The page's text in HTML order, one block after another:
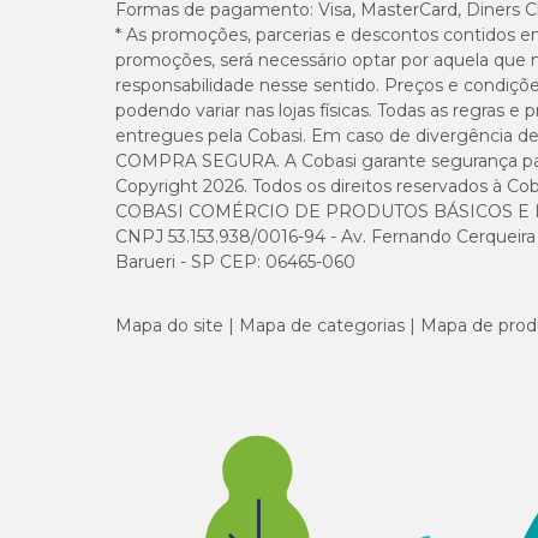
Formas de pagamento: Visa, MasterCard, Diners
* As promoções, parcerias e descontos contidos
promoções, será necessário optar por aquela
responsabilidade nesse sentido. Preços e
podendo variar nas lojas físicas. Todas as regras
entregues pela Cobasi. Em caso de divergência
COMPRA SEGURA. A Cobasi garante segurança
Copyright 2026. Todos os direitos reservados à
COBASI COMÉRCIO DE PRODUTOS BÁSICOS E
CNPJ 53.153.938/0016-94 - Av. Fernando
Barueri - SP CEP: 06465-060
Mapa do site Mapa de categorias Mapa de